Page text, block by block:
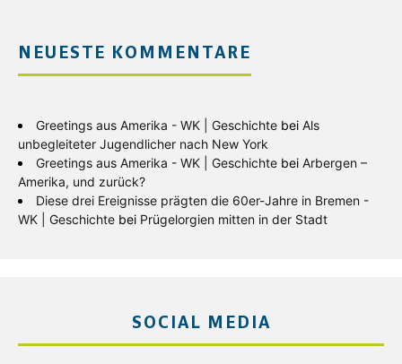
NEUESTE KOMMENTARE
Greetings aus Amerika - WK | Geschichte bei Als
unbegleiteter Jugendlicher nach New York
Greetings aus Amerika - WK | Geschichte bei Arbergen –
Amerika, und zurück?
Diese drei Ereignisse prägten die 60er-Jahre in Bremen -
WK | Geschichte bei Prügelorgien mitten in der Stadt
SOCIAL MEDIA